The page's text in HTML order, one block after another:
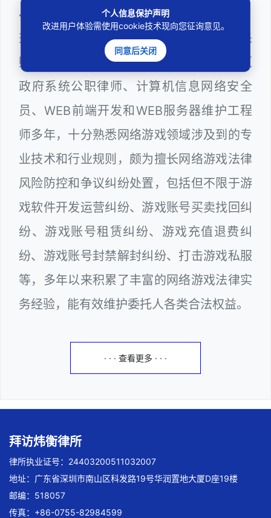
403201810022100。邓杰律师现（或曾）
兼任深圳市人民政府听证员、深圳市政府采
购评审专家（法律类），曾担任深圳市某区
政府系统公职律师、计算机信息网络安全
员、WEB前端开发和WEB服务器维护工程
师多年，十分熟悉网络游戏领域涉及到的专
业技术和行业规则，颇为擅长网络游戏法律
风险防控和争议纠纷处置，包括但不限于游
戏软件开发运营纠纷、游戏账号买卖找回纠
纷、游戏账号租赁纠纷、游戏充值退费纠
纷、游戏账号封禁解封纠纷、打击游戏私服
等，多年以来积累了丰富的网络游戏法律实
务经验，能有效维护委托人各类合法权益。
· · · 查看更多 · · ·
拜访炜衡律所
律所执业证号：24403200511032007
地址：广东省深圳市南山区科发路19号华润置地大厦D座19楼
邮编：518057
传真：+86-0755-82984599
个人信息保护声明
改进用户体验需使用cookie技术现向您征询意见。
同意后关闭